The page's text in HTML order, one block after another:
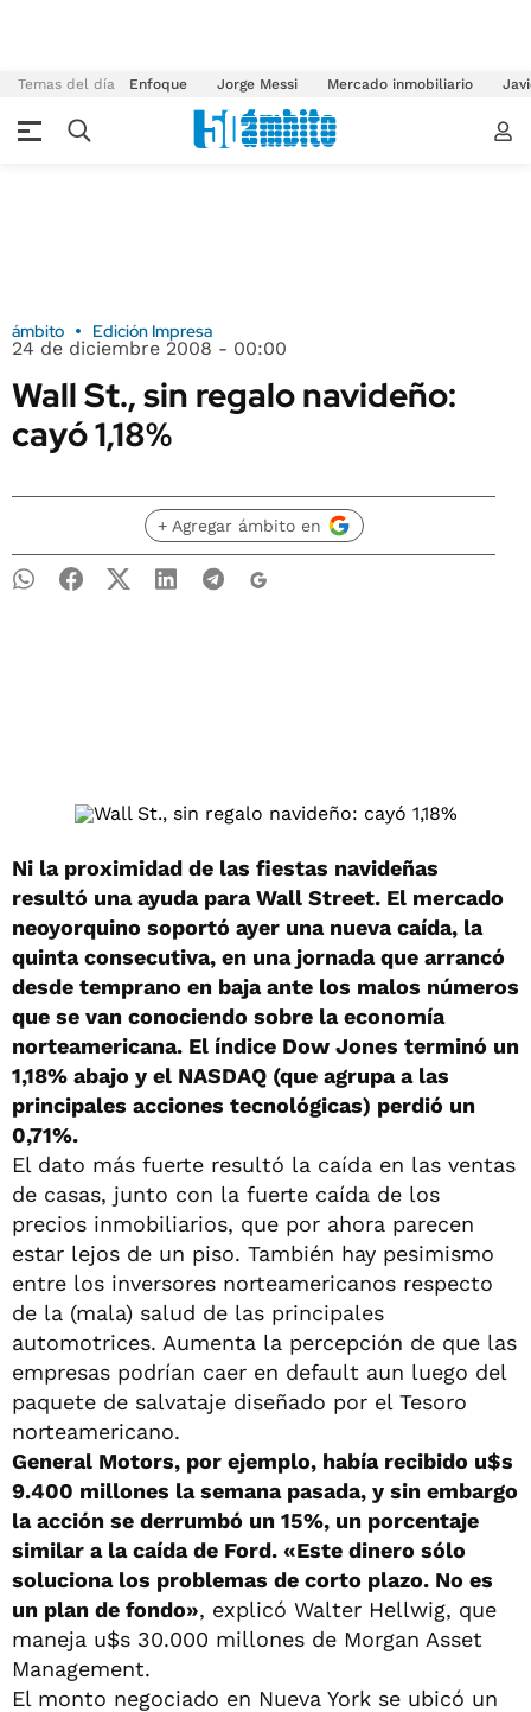
Temas del día Enfoque Jorge Messi Mercado inmobiliario
ámbito Edición Impresa
24 de diciembre 2008 - 00:00
Wall St., sin regalo navideño:
cayó 1,18%
+ Agregar ámbito en
Ni la proximidad de las fiestas navideñas
resultó una ayuda para Wall Street. El mercado
neoyorquino soportó ayer una nueva caída, la
quinta consecutiva, en una jornada que arrancó
desde temprano en baja ante los malos números
que se van conociendo sobre la economía
norteamericana. El índice Dow Jones terminó un
1,18% abajo y el NASDAQ (que agrupa a las
principales acciones tecnológicas) perdió un
0,71%.
El dato más fuerte resultó la caída en las ventas
de casas, junto con la fuerte caída de los
precios inmobiliarios, que por ahora parecen
estar lejos de un piso. También hay pesimismo
entre los inversores norteamericanos respecto
de la (mala) salud de las principales
automotrices. Aumenta la percepción de que las
empresas podrían caer en default aun luego del
paquete de salvataje diseñado por el Tesoro
norteamericano.
General Motors, por ejemplo, había recibido u$s
9.400 millones la semana pasada, y sin embargo
la acción se derrumbó un 15%, un porcentaje
similar a la caída de Ford. «Este dinero sólo
soluciona los problemas de corto plazo. No es
un plan de fondo», explicó Walter Hellwig, que
maneja u$s 30.000 millones de Morgan Asset
Management.
El monto negociado en Nueva York se ubicó un